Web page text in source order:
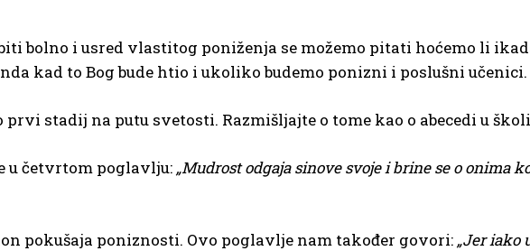
bolno i usred vlastitog poniženja se možemo pitati hoćemo li
kad to Bog bude htio i ukoliko budemo ponizni i poslušni učenici.
stadij na putu svetosti. Razmišljajte o tome kao o abecedi u
u četvrtom poglavlju: „Mudrost odgaja sinove svoje i brine se o onima
pokušaja poniznosti. Ovo poglavlje nam također govori: „Jer iako